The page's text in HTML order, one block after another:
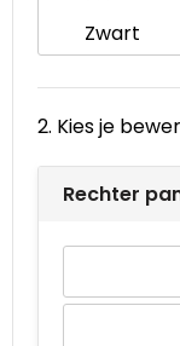
Goodiebags
Zwart
2. Kies je
Rechter